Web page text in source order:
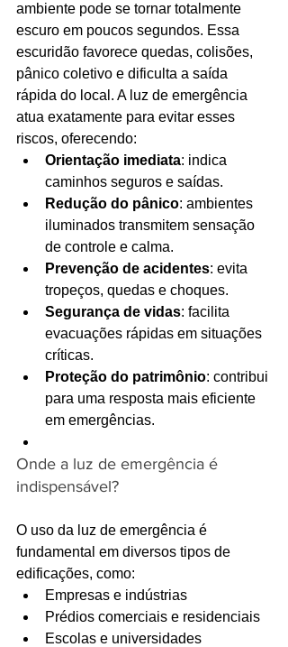
ambiente pode se tornar totalmente
escuro em poucos segundos. Essa
escuridão favorece quedas, colisões,
pânico coletivo e dificulta a saída
rápida do local. A luz de emergência
atua exatamente para evitar esses
riscos, oferecendo:
Orientação imediata: indica
caminhos seguros e saídas.
Redução do pânico: ambientes
iluminados transmitem sensação
de controle e calma.
Prevenção de acidentes: evita
tropeços, quedas e choques.
Segurança de vidas: facilita
evacuações rápidas em situações
críticas.
Proteção do patrimônio: contribui
para uma resposta mais eficiente
em emergências.
Onde a luz de emergência é
indispensável?
O uso da luz de emergência é
fundamental em diversos tipos de
edificações, como:
Empresas e indústrias
Prédios comerciais e residenciais
Escolas e universidades